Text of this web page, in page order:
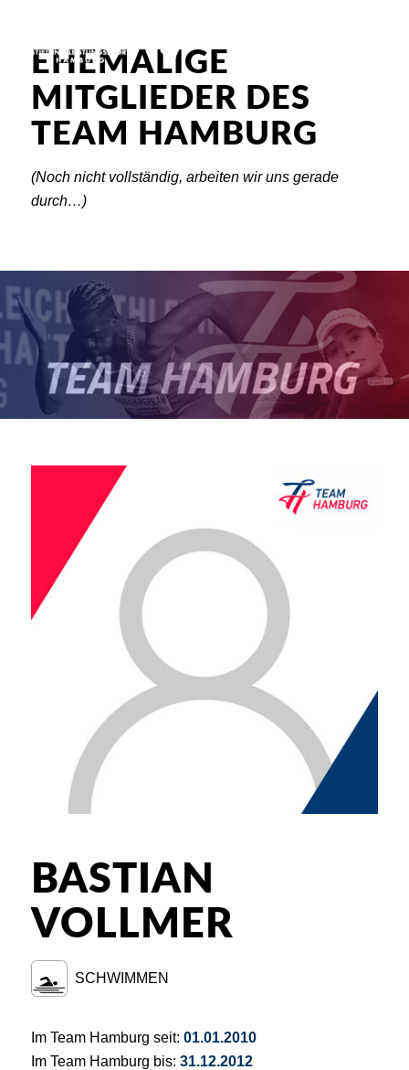
EHEMALIGE
MITGLIEDER DES
TEAM HAMBURG
(Noch nicht vollständig, arbeiten wir uns gerade
durch…)
BASTIAN
VOLLMER
SCHWIMMEN
Im Team Hamburg seit: 01.01.2010
Im Team Hamburg bis: 31.12.2012